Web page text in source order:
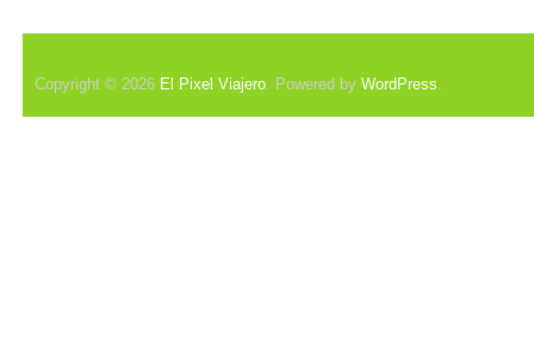
Copyright © 2026 El Pixel Viajero. Powered by WordPress.